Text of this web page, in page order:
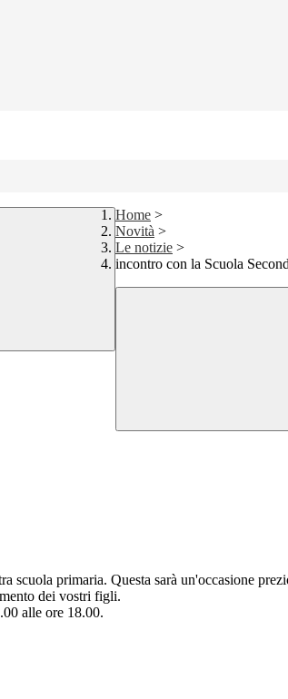
Home >
Novità >
Le notizie >
incontro con la Scuola
primaria. Questa sarà un'occasione
dei vostri figli.
alle ore 18.00.